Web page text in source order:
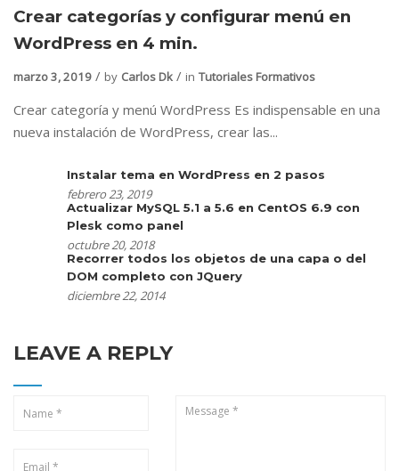
Crear categorías y configurar menú en
WordPress en 4 min.
marzo 3, 2019 by Carlos Dk in Tutoriales Formativos
Crear categoría y menú WordPress Es indispensable en una
nueva instalación de WordPress, crear las...
Instalar tema en WordPress en 2 pasos
febrero 23, 2019
Actualizar MySQL 5.1 a 5.6 en CentOS 6.9 con
Plesk como panel
octubre 20, 2018
Recorrer todos los objetos de una capa o del
DOM completo con JQuery
diciembre 22, 2014
LEAVE A REPLY